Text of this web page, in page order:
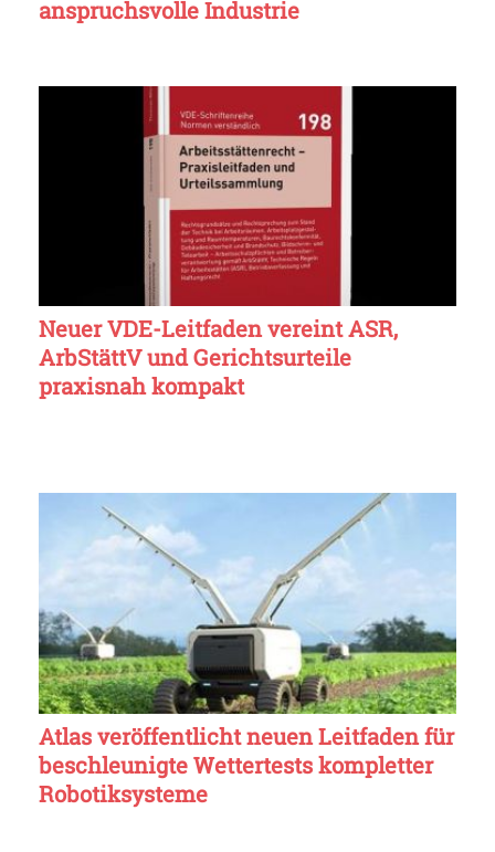
anspruchsvolle Industrie
Neuer VDE-Leitfaden vereint ASR,
ArbStättV und Gerichtsurteile
praxisnah kompakt
Atlas veröffentlicht neuen Leitfaden für
beschleunigte Wettertests kompletter
Robotiksysteme